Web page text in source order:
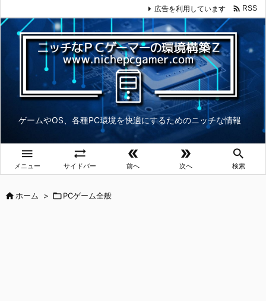
ゲームやOS、各種PC環境を快適にするためのニッチな情報

メニュー

サイドバー

前へ

次へ

検索
広告を利用しています  RSS
ホーム > PCゲーム全般